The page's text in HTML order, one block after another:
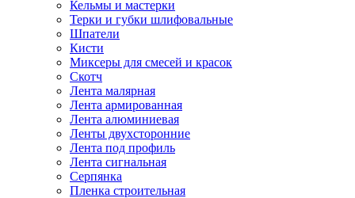
Кельмы и мастерки
Терки и губки шлифовальные
Шпатели
Кисти
Миксеры для смесей и красок
Скотч
Лента малярная
Лента армированная
Лента алюминиевая
Ленты двухсторонние
Лента под профиль
Лента сигнальная
Серпянка
Пленка строительная